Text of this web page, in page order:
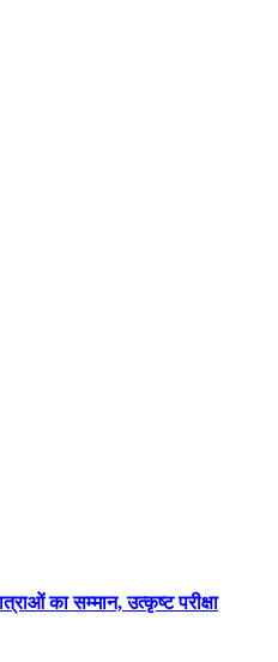
का सम्मान, उत्कृष्ट परीक्षा